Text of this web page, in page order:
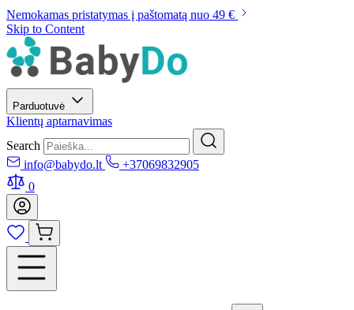
Nemokamas pristatymas į paštomatą nuo 49 €
Skip to Content
Parduotuvė
Klientų aptarnavimas
Search
info@babydo.lt
+37069832905
0